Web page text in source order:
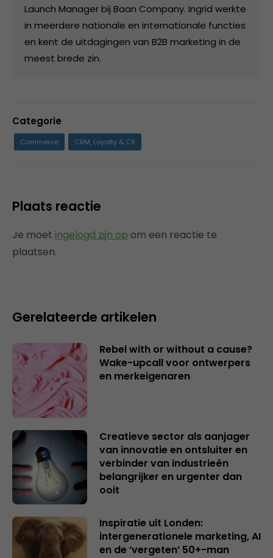
Launch Manager bij Baan Company. Ingrid werkte
in meerdere nationale en internationale functies
en kent de uitdagingen van B2B marketing in de
meest brede zin.
Categorie
Commerce CRM, Loyalty & CX
Plaats reactie
Je moet ingelogd zijn op om een reactie te
plaatsen.
Gerelateerde artikelen
Rebel with or without a cause?
Wake-upcall voor ontwerpers
en merkeigenaren
Creatieve sector als aanjager
van innovatie en ontsluiter en
verbinder van industrieën
belangrijker en urgenter dan
ooit
Inspiratie uit Londen:
intergenerationele marketing, AI
en de ‘vergeten’ 50+-man